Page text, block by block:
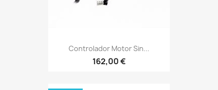
Controlador Motor Sin...
162,00 €